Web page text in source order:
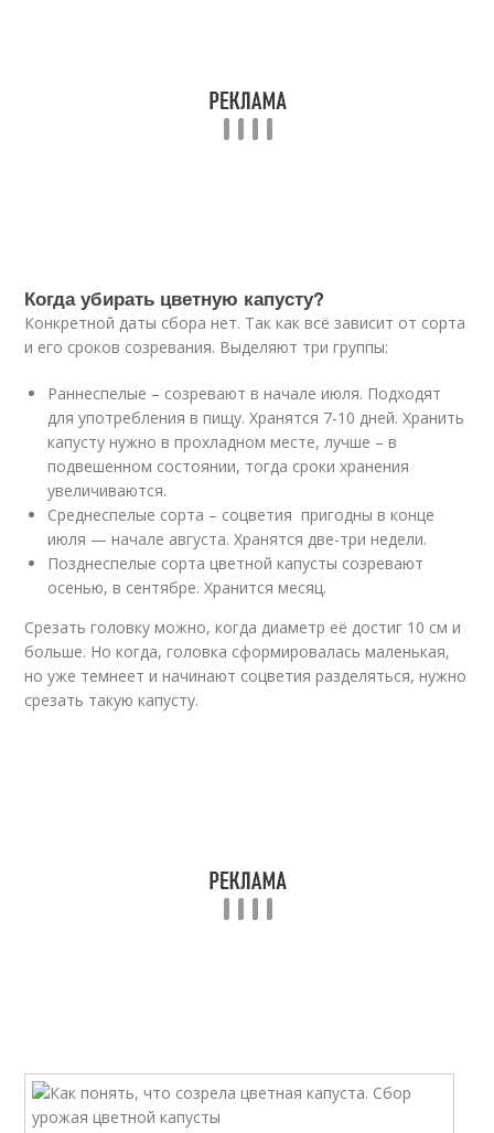
Когда убирать цветную капусту?
Конкретной даты сбора нет. Так как всё зависит от сорта
и его сроков созревания. Выделяют три группы:
Раннеспелые – созревают в начале июля. Подходят
для употребления в пищу. Хранятся 7-10 дней. Хранить
капусту нужно в прохладном месте, лучше – в
подвешенном состоянии, тогда сроки хранения
увеличиваются.
Среднеспелые сорта – соцветия пригодны в конце
июля — начале августа. Хранятся две-три недели.
Позднеспелые сорта цветной капусты созревают
осенью, в сентябре. Хранится месяц.
Срезать головку можно, когда диаметр её достиг 10 см и
больше. Но когда, головка сформировалась маленькая,
но уже темнеет и начинают соцветия разделяться, нужно
срезать такую капусту.